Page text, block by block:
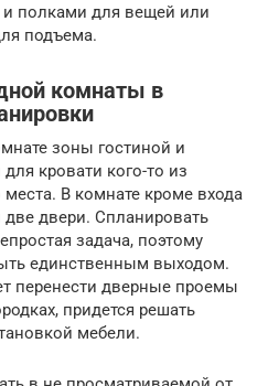
полками для вещей или
подъема.
комнаты в
зоны гостиной и
кровати кого-то из
В комнате кроме входа
двери. Спланировать
задача, поэтому
единственным выходом.
перенести дверные проемы
придется решать
мебели.